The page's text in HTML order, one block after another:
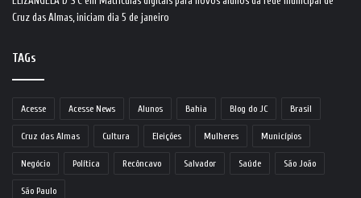
Cruz das Almas, iniciam dia 5 de janeiro
TAGs
Acesse Acesse News Alunos Bahia Blog do JC Brasil
Cruz das Almas Cultura Eleições Mulheres Municípios
Negócio Política Recôncavo Salvador Saúde São João
São Paulo